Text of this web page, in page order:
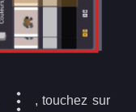
, touchez sur